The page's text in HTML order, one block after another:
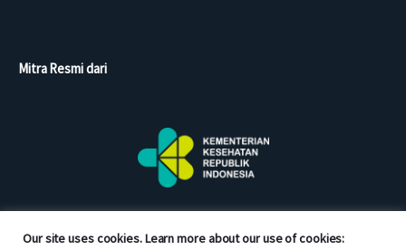
Our site uses cookies. Learn more about our use of cookies:
Mitra Resmi dari